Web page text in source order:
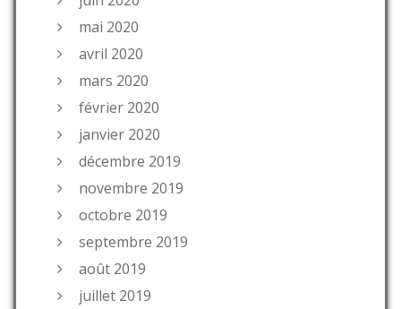
mai 2020
avril 2020
mars 2020
février 2020
janvier 2020
décembre 2019
novembre 2019
octobre 2019
septembre 2019
août 2019
juillet 2019